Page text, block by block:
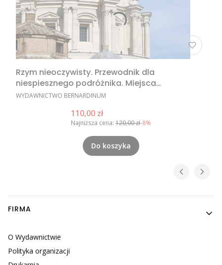
Rzym nieoczywisty. Przewodnik dla
niespiesznego podróżnika. Miejsca
nieoczywiste w Rzymie, nietypowe atrakcje
PRODUCENT
WYDAWNICTWO BERNARDINUM
Cena promocyjna
110,00 zł
Najniższa cena: 120,00 zł-8%
Do koszyka
Linki w stopce
FIRMA
O Wydawnictwie
Polityka organizacji